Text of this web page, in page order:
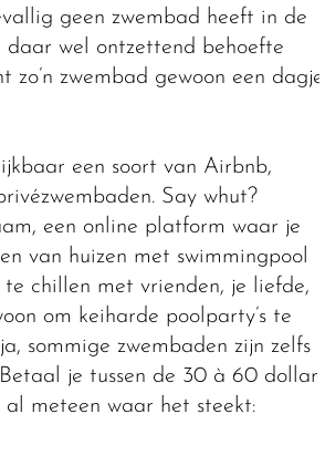
geen zwembad heeft in de
wel ontzettend behoefte
zo’n zwembad gewoon een dagje
een soort van Airbnb,
Say whut?
een online platform waar je
van huizen met swimmingpool
te chillen met vrienden, je liefde,
om keiharde poolparty’s te
sommige zwembaden zijn zelfs
je tussen de 30 à 60 dollar
al meteen waar het steekt: